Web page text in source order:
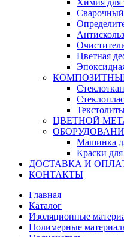
Химия для
Цветная
ЦВЕТНОЙ
Машинка
Краски
ДОСТАВКА И
КОНТАКТЫ
Главная
Каталог
Изоляционные
Полимерные